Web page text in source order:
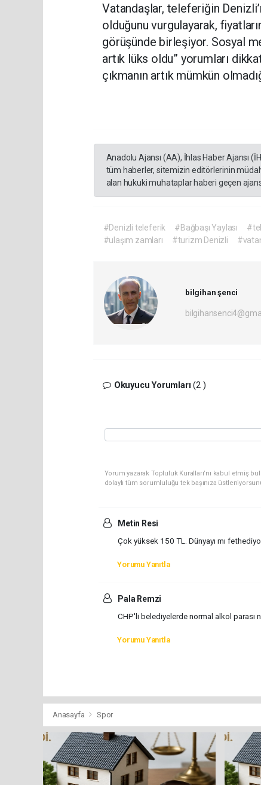
Vatandaşlar, teleferiğin
olduğunu vurgulayarak,
görüşünde birleşiyor. Sosyal
artık lüks oldu” yorumları
çıkmanın artık mümkün
Anadolu Ajansı (AA), İhlas Haber Ajansı
tüm haberler, sitemizin editörlerinin
alan hukuki muhataplar haberi geçen
#Denizli teleferik #Bağbaşı Yaylası
#ulaşım zamları
#turizm Denizli
bilgihan şenci
Okuyucu Yorumları(2 )
Yorum yazarak Topluluk Kuralları’nı kabul etmiş
dolaylı tüm sorumluluğu tek başınıza
Metin Resi
Çok yüksek 150 TL. Dünyayı mı
Yorumu Yanıtla
Pala Remzi
CHP'li belediyelerde normal alkol parası
Yorumu Yanıtla
Anasayfa Spor